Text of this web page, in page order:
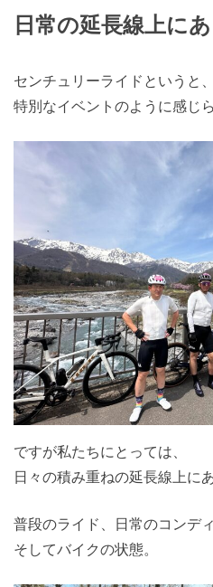
日常の延長線上に
センチュリーライドというと、
特別なイベントのように感じ
ですが私たちにとっては、
日々の積み重ねの延長線上に
普段のライド、日常のコンデ
そしてバイクの状態。